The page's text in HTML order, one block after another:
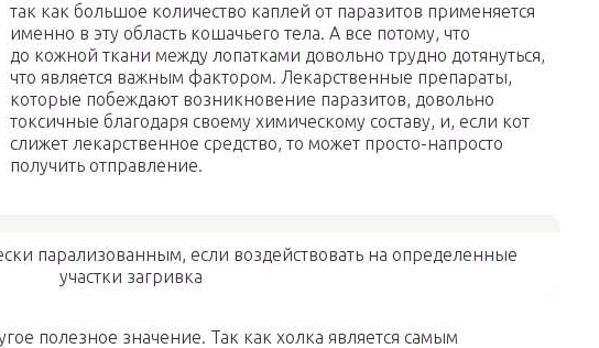
так как большое количество каплей от паразитов применяется
именно в эту область кошачьего тела. А все потому, что
до кожной ткани между лопатками довольно трудно дотянуться,
что является важным фактором. Лекарственные препараты,
которые побеждают возникновение паразитов, довольно
токсичные благодаря своему химическому составу, и, если кот
слижет лекарственное средство, то может просто-напросто
получить отправление.
парализованным, если воздействовать на определенные
участки загривка
полезное значение. Так как холка является самым